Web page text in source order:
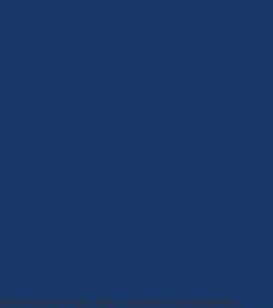
Desde nuestro sitio web, compartimos novedades,